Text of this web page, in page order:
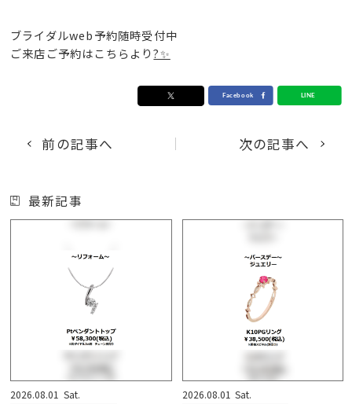
ブライダルweb予約随時受付中
ご来店ご予約はこちらより?✨
前の記事へ 次の記事へ
最新記事
2026.08.01 Sat.
2026.08.01 Sat.